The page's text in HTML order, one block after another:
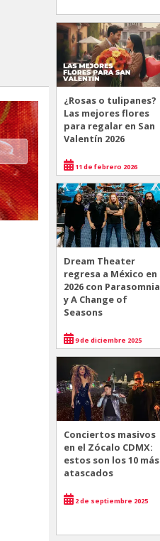
¿Rosas o tulipanes?
Las mejores flores
para regalar en San
Valentín 2026
11 de febrero 2026
Dream Theater
regresa a México en
2026 con Parasomnia
y A Change of
Seasons
9 de diciembre 2025
Conciertos masivos
en el Zócalo CDMX:
estos son los 10 más
atascados
2 de septiembre 2025